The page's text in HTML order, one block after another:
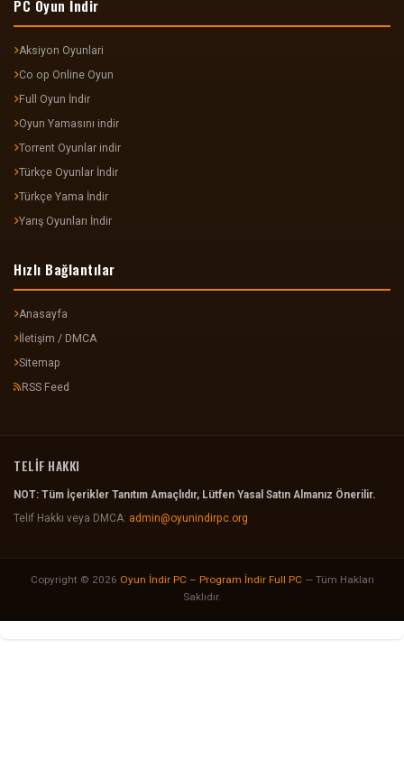
PC Oyun İndir
Aksiyon Oyunlari
Co op Online Oyun
Full Oyun İndir
Oyun Yamasını indir
Torrent Oyunlar indir
Türkçe Oyunlar İndir
Türkçe Yama İndir
Yarış Oyunları İndir
Hızlı Bağlantılar
Anasayfa
İletişim / DMCA
Sitemap
RSS Feed
TELİF HAKKI
NOT: Tüm İçerikler Tanıtım Amaçlıdır, Lütfen Yasal Satın Almanız Önerilir.
Telif Hakkı veya DMCA: admin@oyunindirpc.org
Copyright © 2026 Oyun İndir PC – Program İndir Full PC — Tüm Hakları
Saklıdır.